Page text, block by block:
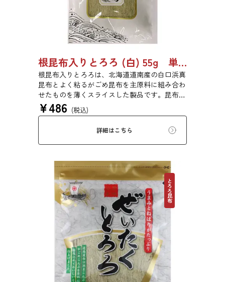
根昆布入りとろろ (白) 55g 単品 5袋 20袋 3429
根昆布入りとろろは、北海道道南産の白口浜真
昆布とよく粘るがごめ昆布を主原料に組み合わ
せたものを薄くスライスした製品です。昆布本
来の風味を存分にご賞味ください。
¥486 (税込)
詳細はこちら
とろろ昆布